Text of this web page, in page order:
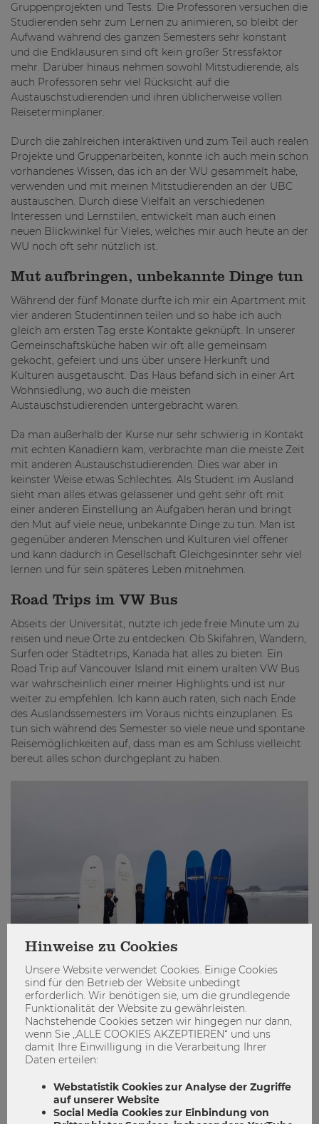
Gruppenprojekten und Tests. Die Professoren versuchen die
Studierenden sehr zum Lernen zu animieren, so bleibt der
Aufwand während des ganzen Semesters sehr konstant
und die Endklausuren sind oft kein großer Stressfaktor
mehr. Darüber hinaus nehmen sowohl Mitstudierende, als
auch Professoren sehr viel Rücksicht auf die
Austauschstudierenden und ihren üblicherweise vollen
Reiseterminplaner.
Durch die zahlreichen interaktiven und zum Teil auch realen
Projekte und Gruppenarbeiten, konnte ich auch mein schon
vorhandenes Wissen, das ich an der WU gesammelt habe,
verwenden und mit meinen Mitstudierenden an der UBC
austauschen. Durch diese Vielfalt an verschiedenen
Interessen und Lernstilen, entwickelt man auch einen
neuen Blickwinkel für Vieles, welches mir auch heute an der
WU noch oft sehr nützlich ist.
Mut aufbringen, unbekannte Dinge tun
Während der fünf Monate durfte ich mir ein Apartment mit
vier anderen Studentinnen teilen und so habe ich auch
gleich am ersten Tag erste Kontakte geknüpft. In unserer
Gemeinschaftsküche haben wir oft alle gemeinsam
gekocht, gefeiert und uns über unsere Herkunft und
Kulturen ausgetauscht. Das Haus befand sich in einer Art
Wohnsiedlung, wo auch die meisten
Austauschstudierenden untergebracht waren.
Da man außerhalb der Kurse nur sehr schwierig in Kontakt
mit echten Kanadiern kam, verbrachte man die meiste Zeit
mit anderen Austauschstudierenden. Dies war aber in
keinster Weise etwas Schlechtes. Als Student im Ausland
sieht man alles etwas gelassener und geht sehr oft mit
einer anderen Einstellung an Aufgaben heran und bringt
den Mut auf viele neue, unbekannte Dinge zu tun. Man ist
gegenüber anderen Menschen und Kulturen viel offener
und kann dadurch in Gesellschaft Gleichgesinnter sehr viel
lernen und für sein späteres Leben mitnehmen.
Road Trips im VW Bus
Abseits der Universität, nutzte ich jede freie Minute um zu
reisen und neue Orte zu entdecken. Ob Skifahren, Wandern,
Surfen oder Städtetrips, Kanada hat alles zu bieten. Ein
Road Trip auf Vancouver Island mit einem uralten VW Bus
war wahrscheinlich einer meiner Highlights und ist nur
weiter zu empfehlen. Ich kann auch raten, sich nach Ende
des Auslandssemesters im Voraus nichts einzuplanen. Es
tun sich während des Semester so viele neue und spontane
Reisemöglichkeiten auf, dass man es am Schluss vielleicht
bereut alles schon durchgeplant zu haben.
Im Großen und Ganzen kann ich sagen, dass mein
Auslandssemesterdie beste Erfahrung war, die ich bisher
gemacht habe. Ich werde immer mit einem Lächeln an die
geworden, der über sich hinausgewachsen ist. Ich habe
Freunde gefunden und mit ihnen Erinnerungen für die
Ewigkeit (und meine Enkelkinder) geschaffen. Ich kann
Hinweise zu Cookies
Unsere Website verwendet Cookies. Einige Cookies
sind für den Betrieb der Website unbedingt
erforderlich. Wir benötigen sie, um die grundlegende
Funktionalität der Website zu gewährleisten.
Nachstehende Cookies setzen wir hingegen nur dann,
wenn Sie „ALLE COOKIES AKZEPTIEREN“ und uns
damit Ihre Einwilligung in die Verarbeitung Ihrer
Daten erteilen:
Webstatistik Cookies zur Analyse der Zugriffe
auf unserer Website
Social Media Cookies zur Einbindung von